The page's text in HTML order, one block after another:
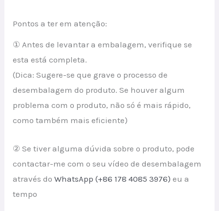
Pontos a ter em atenção:
① Antes de levantar a embalagem, verifique se
esta está completa.
(Dica: Sugere-se que grave o processo de
desembalagem do produto. Se houver algum
problema com o produto, não só é mais rápido,
como também mais eficiente)
② Se tiver alguma dúvida sobre o produto, pode
contactar-me com o seu vídeo de desembalagem
através doWhatsApp (+86 178 4085 3976) eu a
tempo